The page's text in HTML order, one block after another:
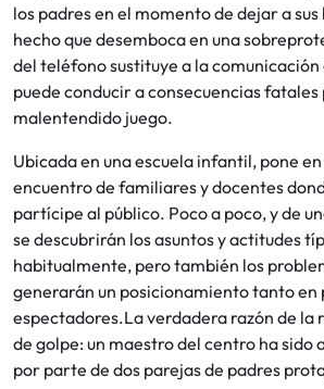
los padres en el momento de dejar a sus
hecho que desemboca en una
del teléfono sustituye a la
puede conducir a consecuencias fatales
malentendido juego.
Ubicada en una escuela infantil, pone
encuentro de familiares y docentes
partícipe al público. Poco a poco, y de
se descubrirán los asuntos y actitudes
habitualmente, pero también los
generarán un posicionamiento tanto en
espectadores.La verdadera razón de la
de golpe: un maestro del centro ha sido
por parte de dos parejas de padres